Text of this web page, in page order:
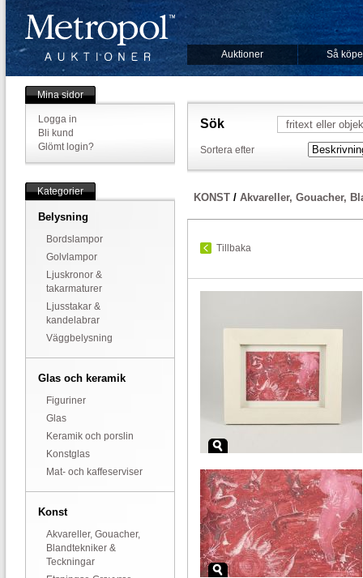
Auktioner Så
Mina sidor
Logga in
Bli kund
Glömt login?
Kategorier
Belysning
Bordslampor
Golvlampor
Ljuskronor &
takarmaturer
Ljusstakar &
kandelabrar
Väggbelysning
Glas och keramik
Figuriner
Glas
Keramik och porslin
Konstglas
Mat- och kaffeserviser
Konst
Akvareller, Gouacher,
Blandtekniker &
Teckningar
Sök
Sortera efter
KONST / Akvareller, Gouacher,
Tillbaka